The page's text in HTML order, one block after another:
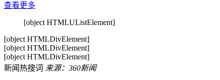
查看更多
[object HTMLUListElement]
[object HTMLDivElement]
[object HTMLDivElement]
[object HTMLDivElement]
新闻热搜词 来源：360新闻